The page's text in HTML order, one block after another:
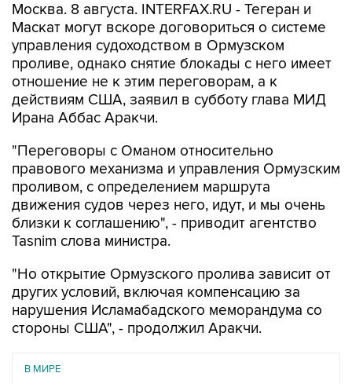
Москва. 8 августа. INTERFAX.RU - Тегеран и
Маскат могут вскоре договориться о системе
управления судоходством в Ормузском
проливе, однако снятие блокады с него имеет
отношение не к этим переговорам, а к
действиям США, заявил в субботу глава МИД
Ирана Аббас Аракчи.
"Переговоры с Оманом относительно
правового механизма и управления Ормузским
проливом, с определением маршрута
движения судов через него, идут, и мы очень
близки к соглашению", - приводит агентство
Tasnim слова министра.
"Но открытие Ормузского пролива зависит от
других условий, включая компенсацию за
нарушения Исламабадского меморандума со
стороны США", - продолжил Аракчи.
В МИРЕ